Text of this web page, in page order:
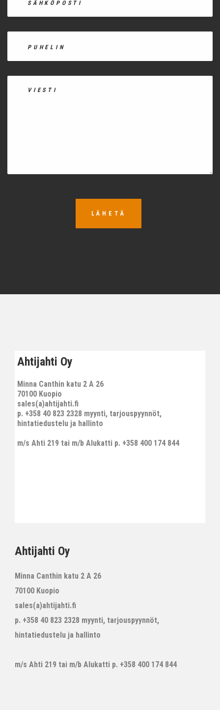
LÄHETÄ
Ahtijahti Oy
Minna Canthin katu 2 A 26
70100 Kuopio
sales(a)ahtijahti.fi
p. +358 40 823 2328 myynti, tarjouspyynnöt,
hintatiedustelu ja hallinto
m/s Ahti 219 tai m/b Alukatti p. +358 400 174 844
Ahtijahti Oy
Minna Canthin katu 2 A 26
70100 Kuopio
sales(a)ahtijahti.fi
p. +358 40 823 2328 myynti, tarjouspyynnöt,
hintatiedustelu ja hallinto
m/s Ahti 219 tai m/b Alukatti p. +358 400 174 844